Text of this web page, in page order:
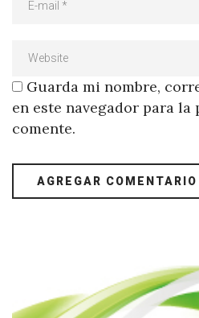
Guarda mi nombre,
en este navegador para la
comente.